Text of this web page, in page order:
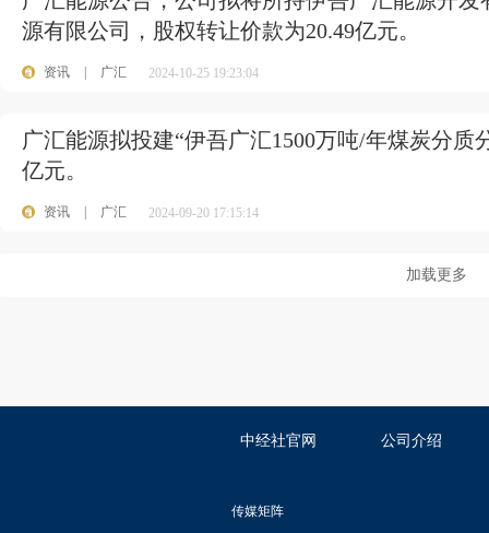
源有限公司，股权转让价款为20.49亿元。
资讯 广汇 2024-10-25 19:23:04
广汇能源拟投建“伊吾广汇1500万吨/年煤炭分质
亿元。
资讯 广汇 2024-09-20 17:15:14
加载更多
中经社官网 公司介绍
传媒矩阵